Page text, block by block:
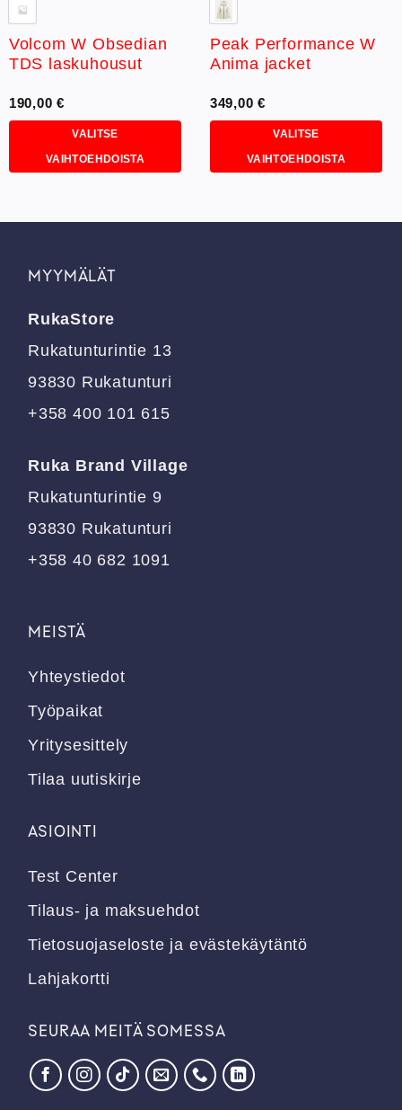
Volcom W Obsedian
TDS laskuhousut
190,00€
VALITSE
VAIHTOEHDOISTA
on
Voit
valinnat
sivulla.
Peak Performance W
Anima jacket
349,00€
VALITSE
VAIHTOEHDOISTA
on
MYYMÄLÄT
RukaStore
Rukatunturintie 13
93830 Rukatunturi
+358 400 101 615
Ruka Brand Village
Rukatunturintie 9
93830 Rukatunturi
+358 40 682 1091
MEISTÄ
Yhteystiedot
Työpaikat
Yritysesittely
Tilaa uutiskirje
ASIOINTI
Test Center
Tilaus- ja maksuehdot
Tietosuojaseloste ja evästekäytäntö
Lahjakortti
SEURAA MEITÄ SOMESSA